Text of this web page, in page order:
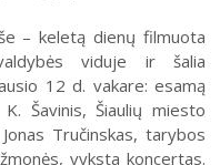
krepšelis
2026
KE PE ŠE SE
spaudos numeriai,
perdurti sovietiniai
– keletą dienų filmuota
viduje ir šalia
12 d. vakare: esamą
Šavinis, Šiaulių miesto
Tručinskas, tarybos
vyksta koncertas.